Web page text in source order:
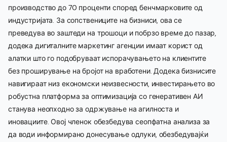
производство до 70 проценти според бенчмарковите од
индустријата. За сопствениците на бизниси, ова се
преведува во заштеди на трошоци и побрзо време до пазар,
додека дигиталните маркетинг агенции имаат корист од
алатки што го подобруваат испорачувањето на клиентите
без проширување на бројот на вработени. Додека бизнисите
навигираат низ економски неизвесности, инвестирањето во
робустна платформа за оптимизација со генеративен АИ
станува неопходно за одржување на агилноста и
иновациите. Овој членок обезбедува сеопфатна анализа за
да води информирано донесување одлуки, обезбедувајќи